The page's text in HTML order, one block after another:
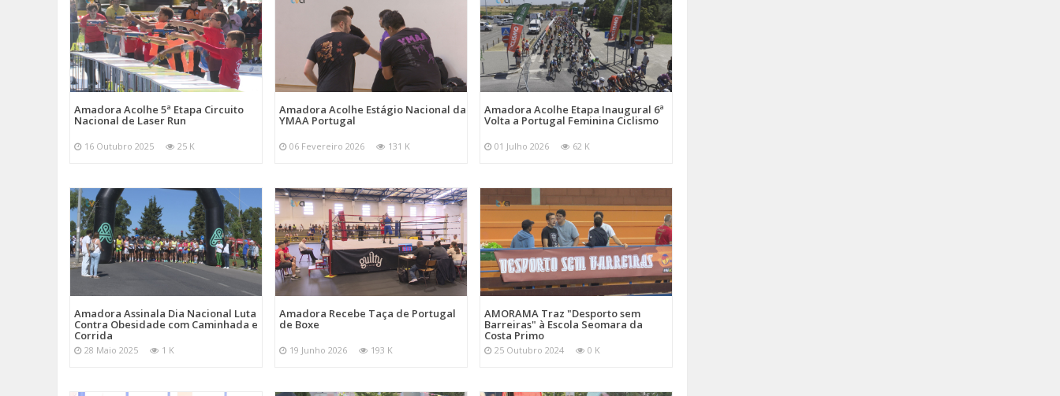
Amadora Acolhe 5ª Etapa Circuito
Nacional de Laser Run
16 Outubro 2025 25 K
Amadora Acolhe Estágio Nacional da
YMAA Portugal
06 Fevereiro 2026 131 K
Amadora Acolhe Etapa Inaugural 6ª
Volta a Portugal Feminina Ciclismo
01 Julho 2026 62 K
Amadora Assinala Dia Nacional Luta
Contra Obesidade com Caminhada e
Corrida
28 Maio 2025 1 K
Amadora Recebe Taça de Portugal
de Boxe
19 Junho 2026 193 K
AMORAMA Traz "Desporto sem
Barreiras" à Escola Seomara da
Costa Primo
25 Outubro 2024 0 K